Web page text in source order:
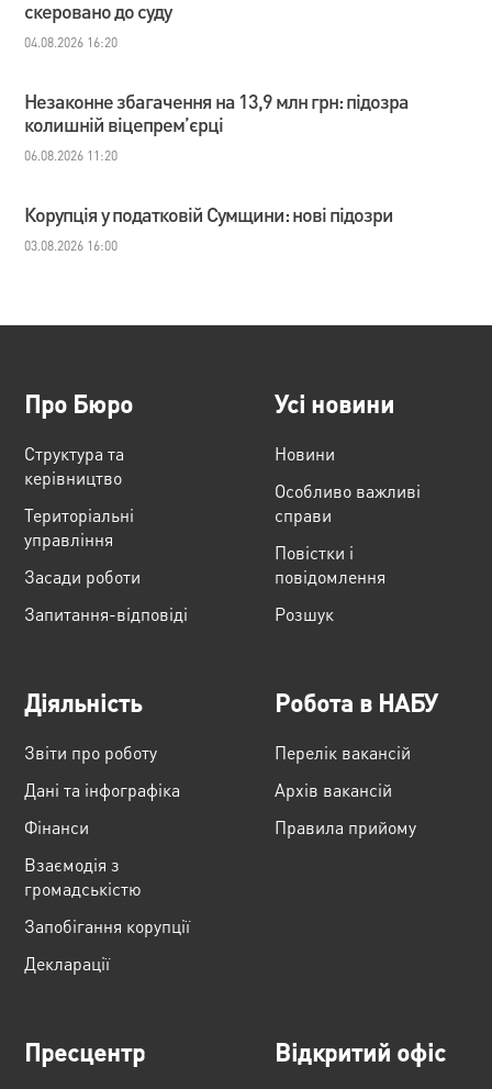
скеровано до суду
04.08.2026 16:20
Незаконне збагачення на 13,9 млн грн: підозра
колишній віцепрем’єрці
06.08.2026 11:20
Корупція у податковій Сумщини: нові підозри
03.08.2026 16:00
Про Бюро
Структура та
керівництво
Територіальні
управління
Засади роботи
Запитання-відповіді
Усі новини
Новини
Особливо важливі
справи
Повістки і
повідомлення
Розшук
Діяльність
Звіти про роботу
Дані та інфографіка
Фінанси
Взаємодія з
громадськістю
Запобігання корупції
Декларації
Робота в НАБУ
Перелік вакансій
Архів вакансій
Правила прийому
Пресцентр Відкритий офіс